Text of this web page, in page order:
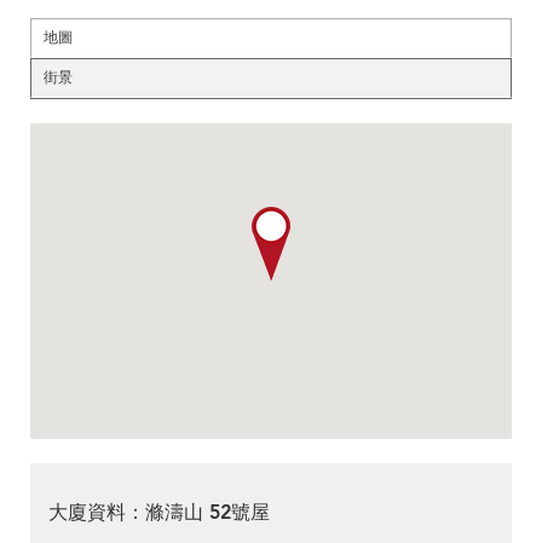
地圖
街景
大廈資料：滌濤山 52號屋